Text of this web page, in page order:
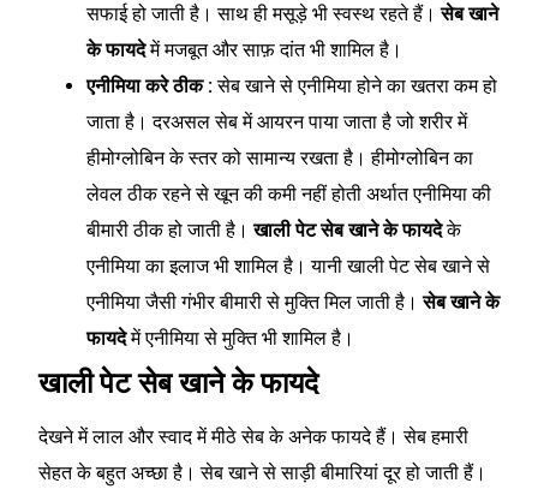
सफाई हो जाती है। साथ ही मसूड़े भी स्वस्थ रहते हैं।सेब खाने
के फायदेमें मजबूत और साफ़ दांत भी शामिल है।
एनीमिया करे ठीक :सेब खाने से एनीमिया होने का खतरा कम हो
जाता है। दरअसल सेब में आयरन पाया जाता है जो शरीर में
हीमोग्लोबिन के स्तर को सामान्य रखता है। हीमोग्लोबिन का
लेवल ठीक रहने से खून की कमी नहीं होती अर्थात एनीमिया की
बीमारी ठीक हो जाती है।खाली पेट सेब खाने के फायदेके
एनीमिया का इलाज भी शामिल है। यानी खाली पेट सेब खाने से
एनीमिया जैसी गंभीर बीमारी से मुक्ति मिल जाती है।सेब खाने के
फायदेमें एनीमिया से मुक्ति भी शामिल है।
खाली पेट सेब खाने के फायदे
देखने में लाल और स्वाद में मीठे सेब के अनेक फायदे हैं। सेब हमारी
सेहत के बहुत अच्छा है। सेब खाने से साड़ी बीमारियां दूर हो जाती हैं।